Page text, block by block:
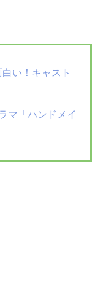
い！キャスト
マ「ハンドメイ